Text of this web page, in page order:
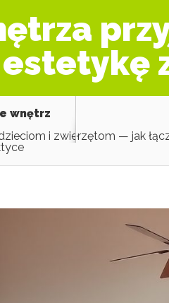
estetykę
wnętrz
i zwierzętom — jak